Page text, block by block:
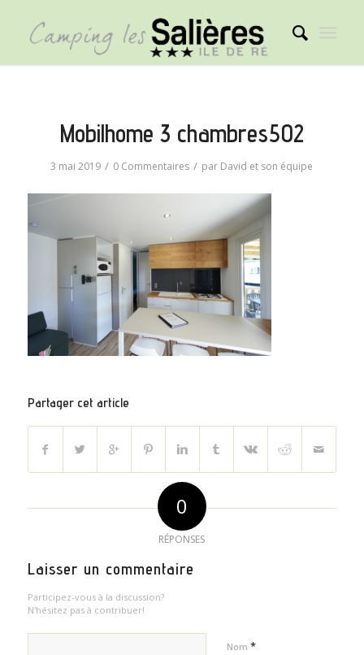
Mobilhome 3 chambres502
3 mai 2019 / 0 Commentaires / par David et son équipe
Partager cet article
0
RÉPONSES
Laisser un commentaire
Participez-vous à la discussion?
N'hésitez pas à contribuer!
Nom *